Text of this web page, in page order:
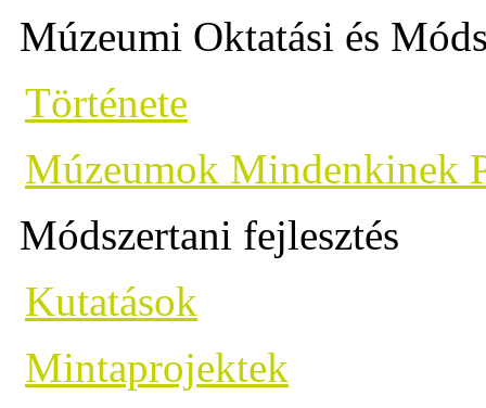
Múzeumi Oktatási és
Története
Múzeumok Mindenkinek
Módszertani fejlesztés
Kutatások
Mintaprojektek